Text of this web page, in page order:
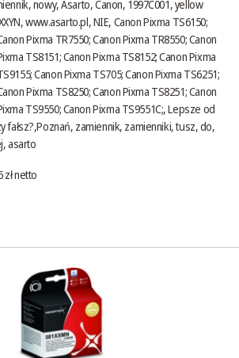
nowy, Asarto, Canon, 1997C001, yellow
www.asarto.pl, NIE, Canon Pixma TS6150;
Pixma TR7550; Canon Pixma TR8550; Canon
TS8151; Canon Pixma TS8152; Canon Pixma
Canon Pixma TS705; Canon Pixma TS6251;
Pixma TS8250; Canon Pixma TS8251; Canon
TS9550; Canon Pixma TS9551C;,Lepsze od
fałsz?,Poznań, zamiennik, zamienniki, tusz, do,
asarto
zł netto